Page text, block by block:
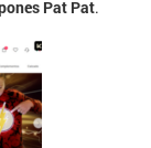
Pat Pat.